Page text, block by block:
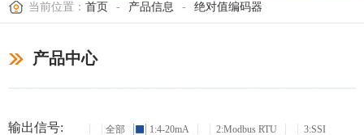
当前位置： 首页 - 产品信息 - 绝对值编码器
产品中心
输出信号: 全部 1:4-20mA 2:Modbus RTU
3:SSI